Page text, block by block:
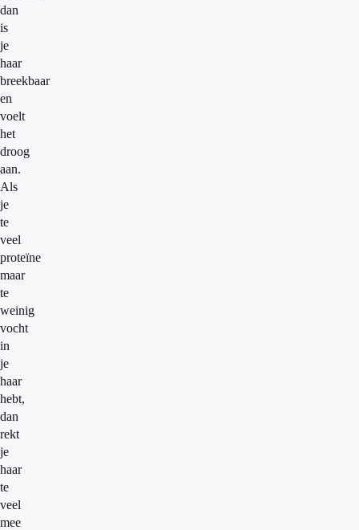
dan
is
je
haar
breekbaar
en
voelt
het
droog
aan.
Als
je
te
veel
proteïne
maar
te
weinig
vocht
in
je
haar
hebt,
dan
rekt
je
haar
te
veel
mee